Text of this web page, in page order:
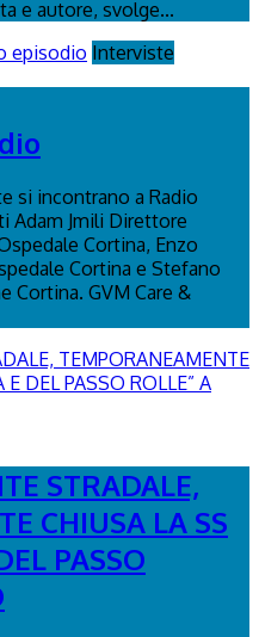
e autore, svolge...
Interviste
si incontrano a Radio
Adam Jmili Direttore
Cortina, Enzo
Cortina e Stefano
Cortina. GVM Care &
STRADALE,
CHIUSA LA SS
PASSO